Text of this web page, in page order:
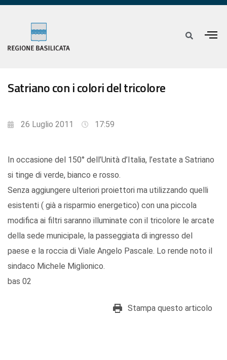
Satriano con i colori del tricolore
26 Luglio 2011 17:59
In occasione del 150° dell’Unità d’Italia, l’estate a Satriano
si tinge di verde, bianco e rosso.
Senza aggiungere ulteriori proiettori ma utilizzando quelli
esistenti ( già a risparmio energetico) con una piccola
modifica ai filtri saranno illuminate con il tricolore le arcate
della sede municipale, la passeggiata di ingresso del
paese e la roccia di Viale Angelo Pascale. Lo rende noto il
sindaco Michele Miglionico.
bas 02
Stampa questo articolo